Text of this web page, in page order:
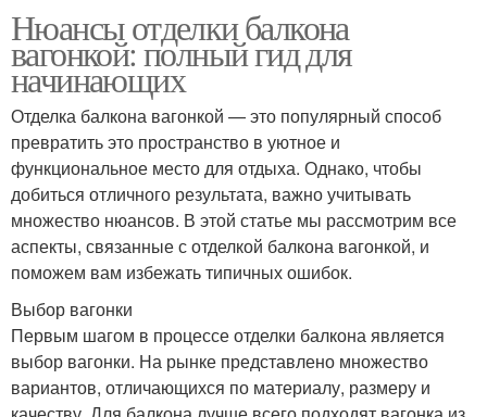
Нюансы отделки балкона
вагонкой: полный гид для
начинающих
Отделка балкона вагонкой — это популярный способ
превратить это пространство в уютное и
функциональное место для отдыха. Однако, чтобы
добиться отличного результата, важно учитывать
множество нюансов. В этой статье мы рассмотрим все
аспекты, связанные с отделкой балкона вагонкой, и
поможем вам избежать типичных ошибок.
Выбор вагонки
Первым шагом в процессе отделки балкона является
выбор вагонки. На рынке представлено множество
вариантов, отличающихся по материалу, размеру и